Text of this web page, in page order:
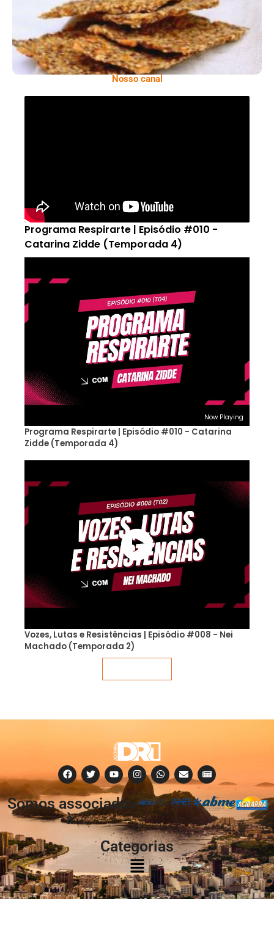
Nosso canal
Programa Respirarte | Episódio #010 -
Catarina Zidde (Temporada 4)
Now Playing
Programa Respirarte | Episódio #010 - Catarina
Zidde (Temporada 4)
Vozes, Lutas e Resistências | Episódio #008 - Nei
Machado (Temporada 2)
Somos associados
à:
Categorias